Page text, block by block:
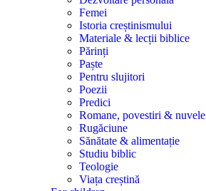
Femei
Istoria creștinismului
Materiale & lecții biblice
Părinți
Paște
Pentru slujitori
Poezii
Predici
Romane, povestiri & nuvele
Rugăciune
Sănătate & alimentație
Studiu biblic
Teologie
Viața creștină